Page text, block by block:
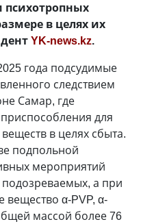
психотропных
в целях их
YK-news.kz.
года подсудимые
следствием
Самар, где
для
в целях сбыта.
подпольной
мероприятий
а при
вещество α-PVP, α-
массой более 76